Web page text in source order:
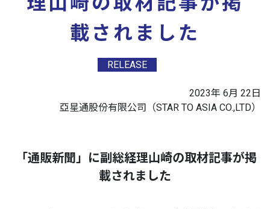
載されました
RELEASE
2023年 6月 22日
​亞星通股份有限公司（​STAR TO ASIA CO.,LTD）
「通販新聞」に副総経理山崎の取材記事が掲
載されました